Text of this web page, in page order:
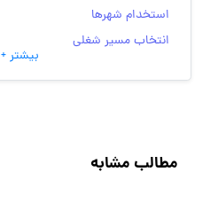
استخدام شهرها
انتخاب مسیر شغلی
به‌روزرسانی‌های سایت (کارجویی)
رزومه
بیشتر +
مطالب مشابه